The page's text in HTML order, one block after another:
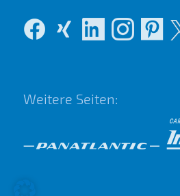
Weitere Seiten: